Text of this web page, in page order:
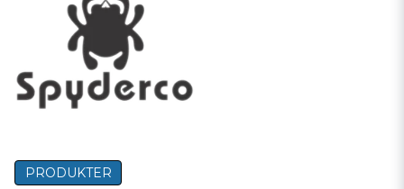
och definierade bokstavligen formen på den moderna
Sedan dess har Spyderco stadigt vuxit till att bli en av de
ledande inom bestickbranschen. Förutom ett
världsomspännande distributionsnätverk och
varumärken och industripriser. Ännu viktigare, det har gjort det
möjligt för oss att förtjäna förtroendet och lojaliteten hos otaliga
PRODUKTER